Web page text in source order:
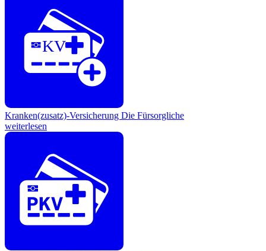
KV
Kranken(zusatz)-Versicherung Die Fürsorgliche
weiterlesen